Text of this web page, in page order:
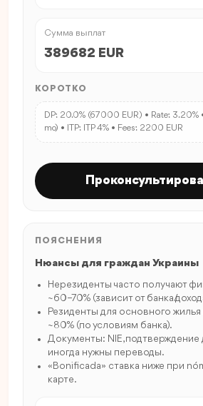
Сумма выплат
389682 EUR
КОРОТКО
DP: 20.0% (67000 EUR) • Rate: 3.20%
mo) • ITP: ITP 4% • Fees: 2200 EUR
ПОЯСНЕНИЯ
Нюансы для граждан Украины
Нерезиденты часто получают
~60–70% (зависит от банка/
Резиденты для основного жилья
~80% (по условиям банка).
Документы: NIE, подтверждение
иногда нужны переводы.
«Bonificada» ставка ниже при
карте.